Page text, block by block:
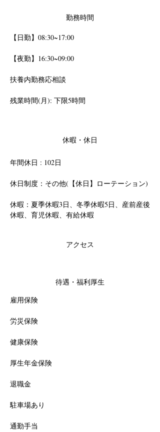
勤務時間
【日勤】08:30~17:00
【夜勤】16:30~09:00
扶養内勤務応相談
残業時間(月): 下限5時間
休暇・休日
年間休日 : 102日
休日制度：その他(【休日】ローテーション)
休暇：夏季休暇3日、冬季休暇5日、産前産後
休暇、育児休暇、有給休暇
アクセス
待遇・福利厚生
雇用保険
労災保険
健康保険
厚生年金保険
退職金
駐車場あり
通勤手当